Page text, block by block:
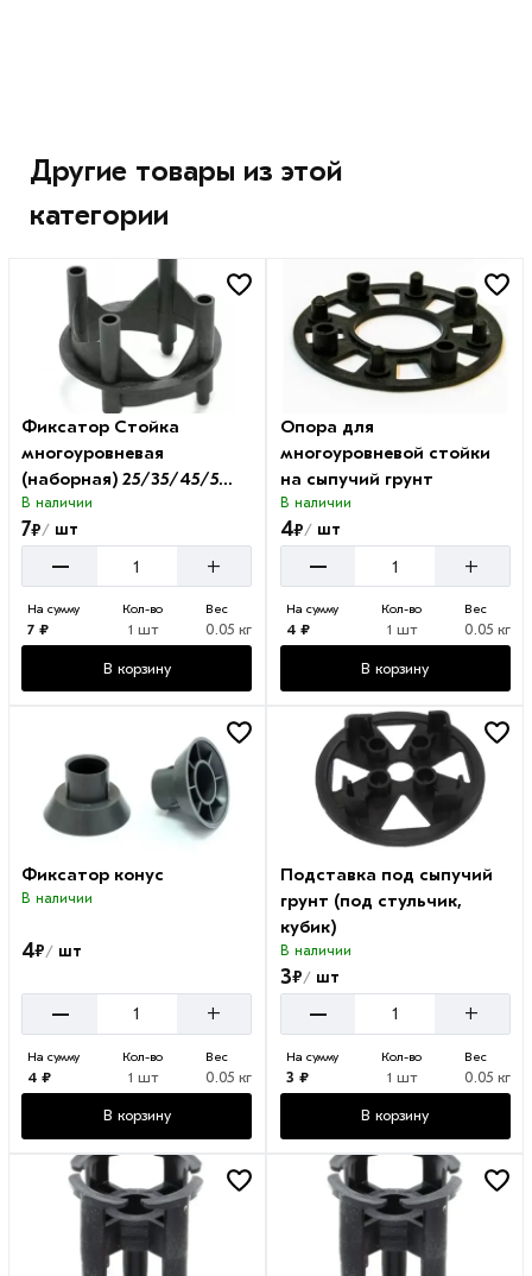
Другие товары из этой
категории
Фиксатор Стойка
многоуровневая
(наборная) 25/35/45/55
мм
В наличии
7₽/ шт
– +
На сумму
7 ₽
Кол-во
1 шт
Вес
0.05 кг
В корзину
Опора для
многоуровневой стойки
на сыпучий грунт
В наличии
4₽/шт
– +
На сумму
4 ₽
Кол-во
1 шт
Вес
0.05 кг
В корзину
Фиксатор конус
В наличии
4₽/ шт
– +
На сумму
4 ₽
Кол-во
1 шт
Вес
0.05 кг
В корзину
Подставка под сыпучий
грунт (под стульчик,
кубик)
В наличии
3₽/шт
– +
На сумму
3 ₽
Кол-во
1 шт
Вес
0.05 кг
В корзину